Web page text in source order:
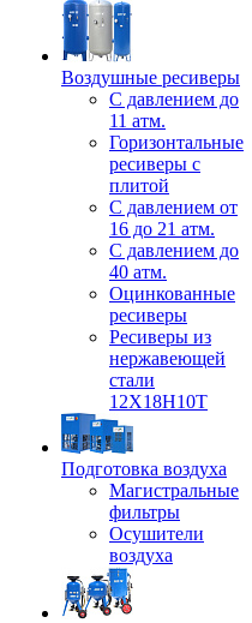
Воздушные ресиверы
С давлением до
11 атм.
Горизонтальные
ресиверы с
плитой
С давлением от
16 до 21 атм.
С давлением до
40 атм.
Оцинкованные
ресиверы
Ресиверы из
нержавеющей
стали
12Х18Н10Т
Подготовка воздуха
Магистральные
фильтры
Осушители
воздуха